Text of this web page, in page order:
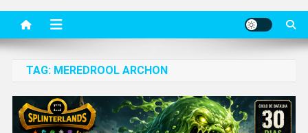
TAG: MEREDROOL ARCHON